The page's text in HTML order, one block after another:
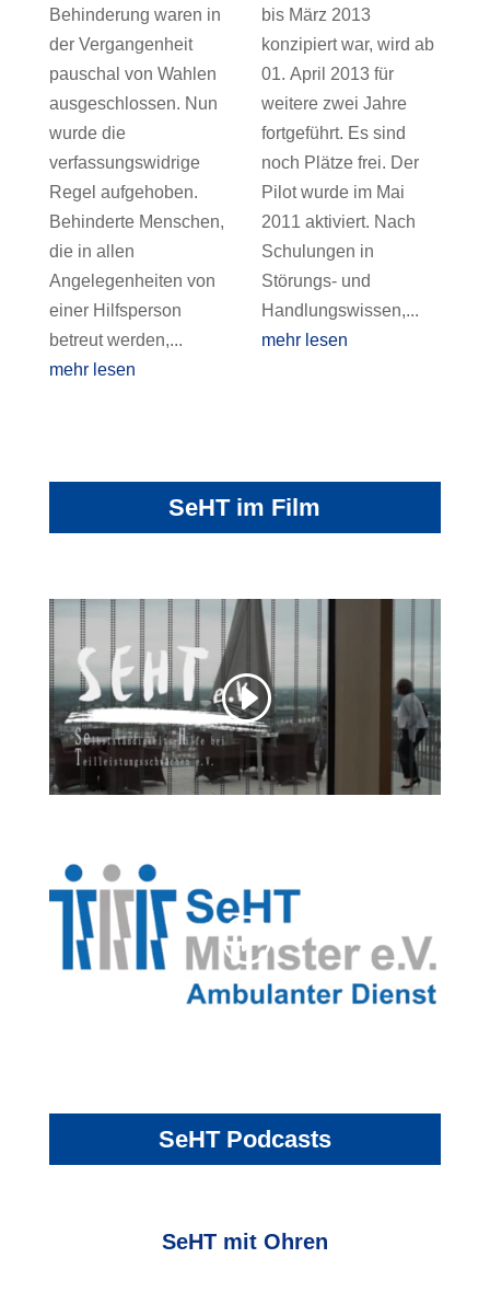
Behinderung waren in
der Vergangenheit
pauschal von Wahlen
ausgeschlossen. Nun
wurde die
verfassungswidrige
Regel aufgehoben.
Behinderte Menschen,
die in allen
Angelegenheiten von
einer Hilfsperson
betreut werden,...
mehr lesen
bis März 2013
konzipiert war, wird ab
01. April 2013 für
weitere zwei Jahre
fortgeführt. Es sind
noch Plätze frei. Der
Pilot wurde im Mai
2011 aktiviert. Nach
Schulungen in
Störungs- und
Handlungswissen,...
mehr lesen
SeHT im Film
SeHT Podcasts
SeHT mit Ohren